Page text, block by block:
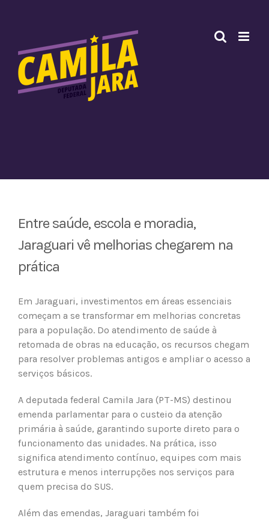
conteúdo
Entre saúde, escola e moradia,
Jaraguari vê melhorias chegarem na
prática
Em Jaraguari, investimentos em áreas essenciais
começam a se transformar em melhorias concretas
para a população. Do atendimento de saúde à
retomada de obras na educação, os recursos chegam
para resolver problemas antigos e ampliar o acesso a
serviços básicos.
A deputada federal Camila Jara (PT-MS) destinou
emenda parlamentar para o custeio da atenção
primária à saúde, garantindo suporte direto para o
funcionamento das unidades. Na prática, isso
significa atendimento contínuo, equipes com mais
estrutura e menos interrupções nos serviços para
quem precisa do SUS.
Além das emendas, Jaraguari também foi